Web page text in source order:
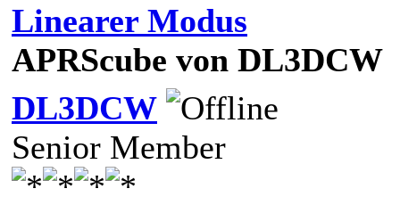
Linearer Modus
APRScube von DL3DCW
DL3DCW
Senior Member